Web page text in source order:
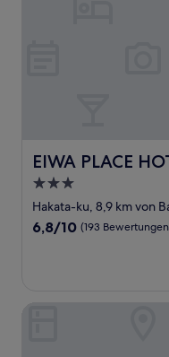
EIWA PLACE
EIWA PLACE HOTEL
3.0-
Sterne-
Unterkunft
Hakata-ku, 8,9 km von
6.8
6,8/10 (193